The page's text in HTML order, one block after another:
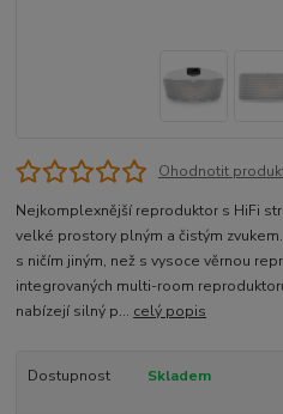
Ohodnotit
Nejkomplexnější reproduktor s HiFi
velké prostory plným a čistým
s ničím jiným, než s vysoce věrnou
integrovaných multi-room
nabízejí silný p... celý popis
Dostupnost Skladem